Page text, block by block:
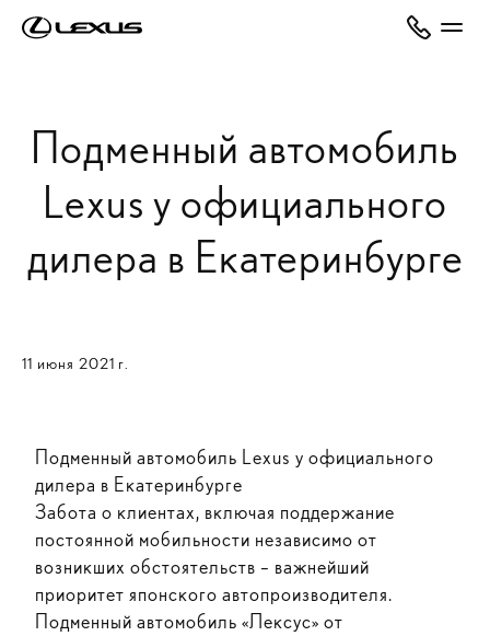
Подменный автомобиль
Lexus у официального
дилера в Екатеринбурге
11 июня 2021 г.
Подменный автомобиль Lexus у официального
дилера в Екатеринбурге
Забота о клиентах, включая поддержание
постоянной мобильности независимо от
возникших обстоятельств – важнейший
приоритет японского автопроизводителя.
Подменный автомобиль «Лексус» от